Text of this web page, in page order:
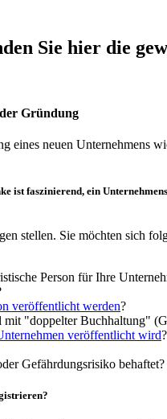
Sie hier die
Gründung
eines neuen Unternehmens
ist faszinierend, ein
stellen. Sie möchten sich
Person für Ihre
veröffentlicht werden?
"doppelter Buchhaltung"
veröffentlicht wird?
Gefährdungsrisiko behaftet?